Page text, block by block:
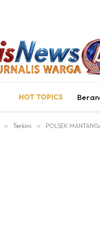
HOT TOPICS
» Terkini » POLSEK